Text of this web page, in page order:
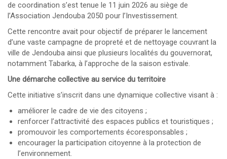
de coordination s’est tenue le 11 juin 2026 au siège de
l’Association Jendouba 2050 pour l’Investissement.
Cette rencontre avait pour objectif de préparer le lancement
d’une vaste campagne de propreté et de nettoyage couvrant la
ville de Jendouba ainsi que plusieurs localités du gouvernorat,
notamment Tabarka, à l’approche de la saison estivale.
Une démarche collective au service du territoire
Cette initiative s’inscrit dans une dynamique collective visant à :
améliorer le cadre de vie des citoyens ;
renforcer l’attractivité des espaces publics et touristiques ;
promouvoir les comportements écoresponsables ;
encourager la participation citoyenne à la protection de
l’environnement.